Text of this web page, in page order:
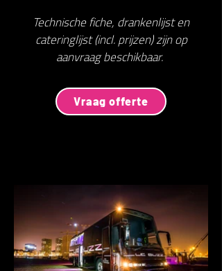
Technische fiche, drankenlijst en
cateringlijst (incl. prijzen) zijn op
aanvraag beschikbaar.
Vraag offerte